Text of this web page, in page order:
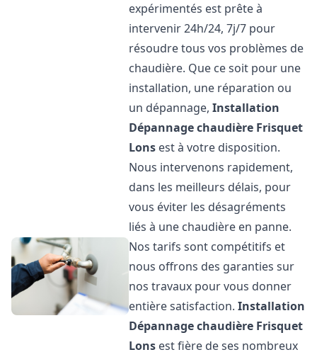
expérimentés est prête à
intervenir 24h/24, 7j/7 pour
résoudre tous vos problèmes de
chaudière. Que ce soit pour une
installation, une réparation ou
un dépannage,Installation
Dépannage chaudière Frisquet
Lons est à votre disposition.
Nous intervenons rapidement,
dans les meilleurs délais, pour
vous éviter les désagréments
liés à une chaudière en panne.
Nos tarifs sont compétitifs et
nous offrons des garanties sur
nos travaux pour vous donner
entière satisfaction.Installation
Dépannage chaudière Frisquet
Lons est fière de ses nombreux